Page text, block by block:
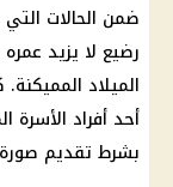
ضمن الحالات
رضيع لا يزيد
الميلاد
أحد أفراد
بشرط تقديم صورة